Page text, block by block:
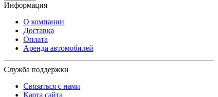
Информация
О компании
Доставка
Оплата
Аренда автомобилей
Служба поддержки
Связаться с нами
Карта сайта